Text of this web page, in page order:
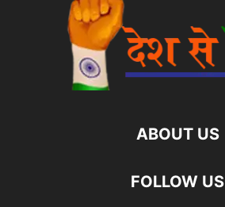
ABOUT US
FOLLOW US